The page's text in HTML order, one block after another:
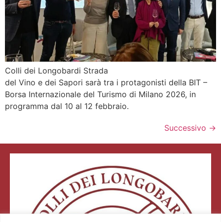
Colli dei Longobardi Strada
del Vino e dei Sapori sarà tra i protagonisti della BIT –
Borsa Internazionale del Turismo di Milano 2026, in
programma dal 10 al 12 febbraio.
Successivo →